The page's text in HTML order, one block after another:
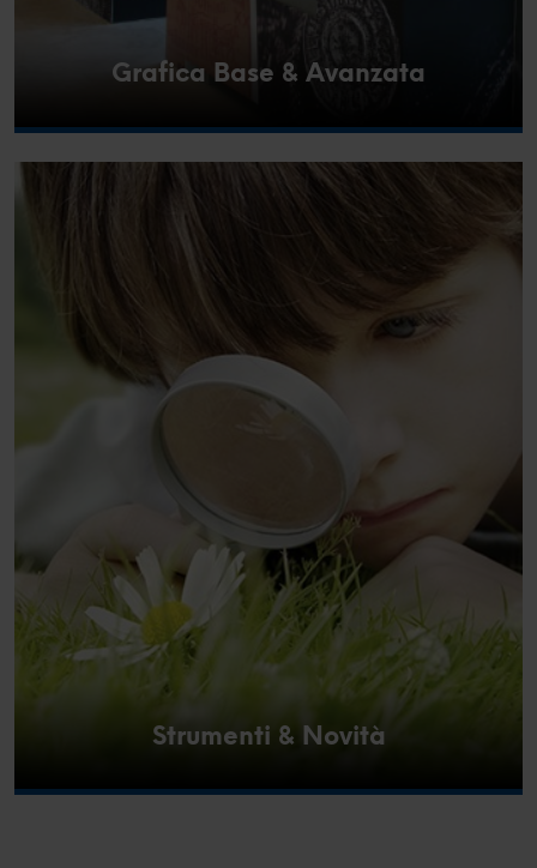
Grafica Base & Avanzata
Strumenti & Novità